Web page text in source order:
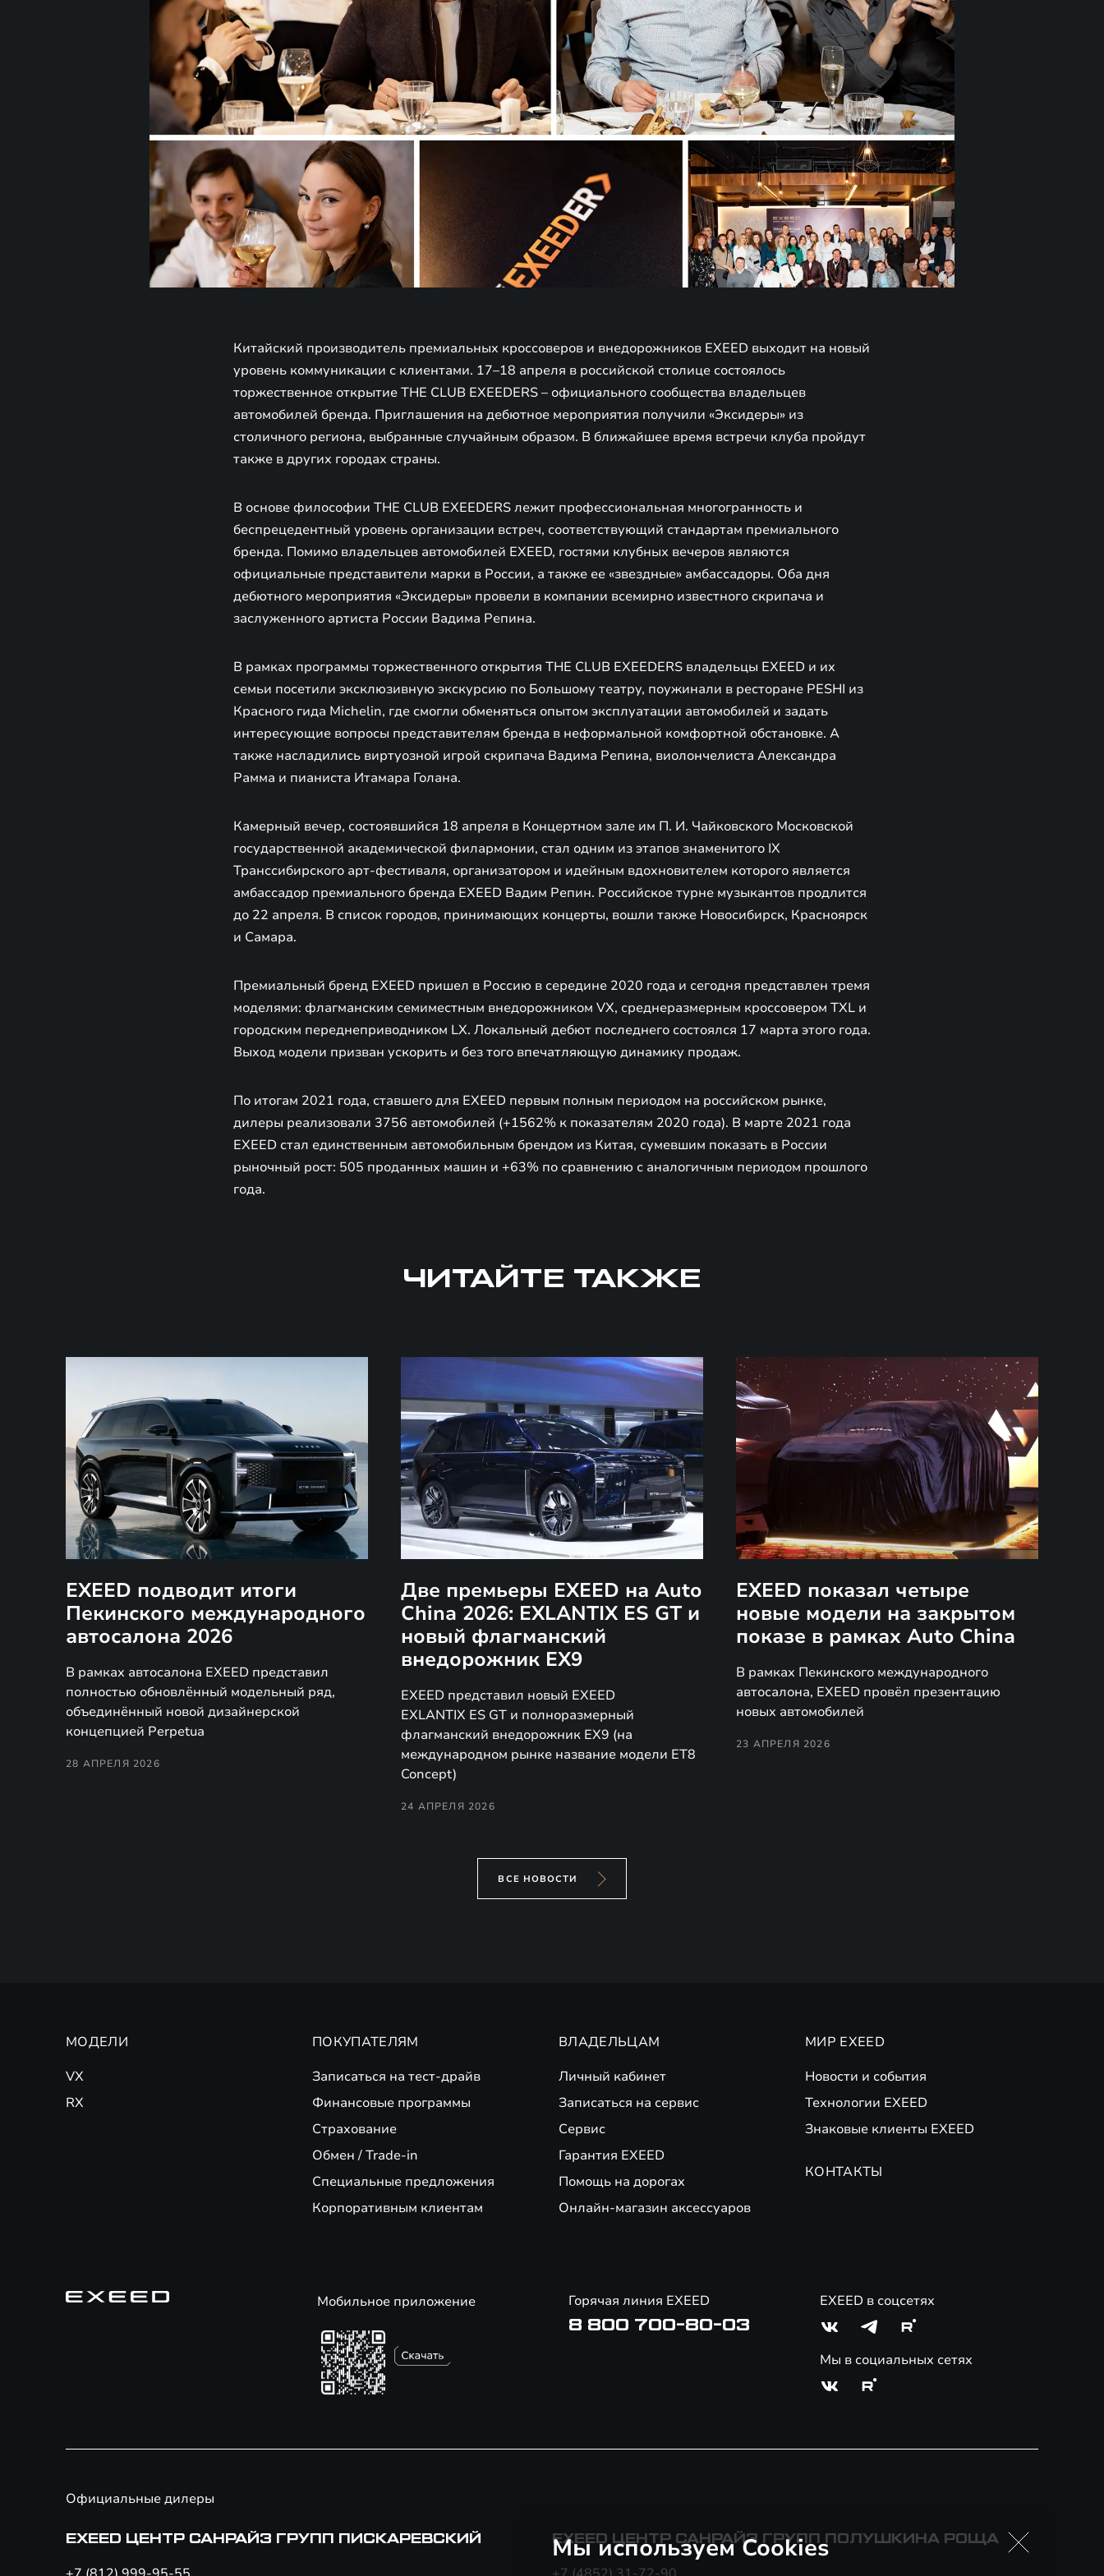
Китайский производитель премиальных кроссоверов и внедорожников EXEED выходит на новый
уровень коммуникации с клиентами. 17–18 апреля в российской столице состоялось
торжественное открытие THE CLUB EXEEDERS – официального сообщества владельцев
автомобилей бренда. Приглашения на дебютное мероприятия получили «Эксидеры» из
столичного региона, выбранные случайным образом. В ближайшее время встречи клуба пройдут
также в других городах страны.
В основе философии THE CLUB EXEEDERS лежит профессиональная многогранность и
беспрецедентный уровень организации встреч, соответствующий стандартам премиального
бренда. Помимо владельцев автомобилей EXEED, гостями клубных вечеров являются
официальные представители марки в России, а также ее «звездные» амбассадоры. Оба дня
дебютного мероприятия «Эксидеры» провели в компании всемирно известного скрипача и
заслуженного артиста России Вадима Репина.
В рамках программы торжественного открытия THE CLUB EXEEDERS владельцы EXEED и их
семьи посетили эксклюзивную экскурсию по Большому театру, поужинали в ресторане PESHI из
Красного гида Michelin, где смогли обменяться опытом эксплуатации автомобилей и задать
интересующие вопросы представителям бренда в неформальной комфортной обстановке. А
также насладились виртуозной игрой скрипача Вадима Репина, виолончелиста Александра
Рамма и пианиста Итамара Голана.
Камерный вечер, состоявшийся 18 апреля в Концертном зале им П. И. Чайковского Московской
государственной академической филармонии, стал одним из этапов знаменитого IX
Транссибирского арт-фестиваля, организатором и идейным вдохновителем которого является
амбассадор премиального бренда EXEED Вадим Репин. Российское турне музыкантов продлится
до 22 апреля. В список городов, принимающих концерты, вошли также Новосибирск, Красноярск
и Самара.
Премиальный бренд EXEED пришел в Россию в середине 2020 года и сегодня представлен тремя
моделями: флагманским семиместным внедорожником VX, среднеразмерным кроссовером TXL и
городским переднеприводником LX. Локальный дебют последнего состоялся 17 марта этого года.
Выход модели призван ускорить и без того впечатляющую динамику продаж.
По итогам 2021 года, ставшего для EXEED первым полным периодом на российском рынке,
дилеры реализовали 3756 автомобилей (+1562% к показателям 2020 года). В марте 2021 года
EXEED стал единственным автомобильным брендом из Китая, сумевшим показать в России
рыночный рост: 505 проданных машин и +63% по сравнению с аналогичным периодом прошлого
года.
ЧИТАЙТЕ ТАКЖЕ
EXEED подводит итоги
Пекинского международного
автосалона 2026
В рамках автосалона EXEED представил
полностью обновлённый модельный ряд,
объединённый новой дизайнерской
концепцией Perpetua
28 АПРЕЛЯ 2026
Две премьеры EXEED на Auto
China 2026: EXLANTIX ES GT и
новый флагманский
внедорожник EX9
EXEED представил новый EXEED
EXLANTIX ES GT и полноразмерный
флагманский внедорожник EX9 (на
международном рынке название модели ET8
Concept)
24 АПРЕЛЯ 2026
EXEED показал четыре
новые модели на закрытом
показе в рамках Auto China
В рамках Пекинского международного
автосалона, EXEED провёл презентацию
новых автомобилей
23 АПРЕЛЯ 2026
ВСЕ НОВОСТИ
МОДЕЛИ
VX
RX
ПОКУПАТЕЛЯМ
Записаться на тест-драйв
Финансовые программы
Страхование
Обмен / Trade-in
Специальные предложения
Корпоративным клиентам
ВЛАДЕЛЬЦАМ
Личный кабинет
Записаться на сервис
Сервис
Гарантия EXEED
Помощь на дорогах
Онлайн-магазин аксессуаров
МИР EXEED
Новости и события
Технологии EXEED
Знаковые клиенты EXEED
КОНТАКТЫ
Мобильное приложение Горячая линия EXEED
8 800 700-80-03
EXEED в соцсетях
Мы в социальных сетях
Официальные дилеры
EXEED ЦЕНТР САНРАЙЗ ГРУПП ПИСКАРЕВСКИЙ EXEED ЦЕНТР САНРАЙЗ ГРУПП ПОЛУШКИНА РОЩА
Мы используем Cookies